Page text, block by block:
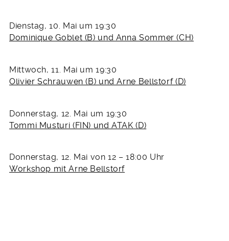
Dienstag, 10. Mai um 19:30
Dominique Goblet (B) und Anna Sommer (CH)
Mittwoch, 11. Mai um 19:30
Olivier Schrauwen (B) und Arne Bellstorf (D)
Donnerstag, 12. Mai um 19:30
Tommi Musturi (FIN) und ATAK (D)
Donnerstag, 12. Mai von 12 – 18:00 Uhr
Workshop mit Arne Bellstorf